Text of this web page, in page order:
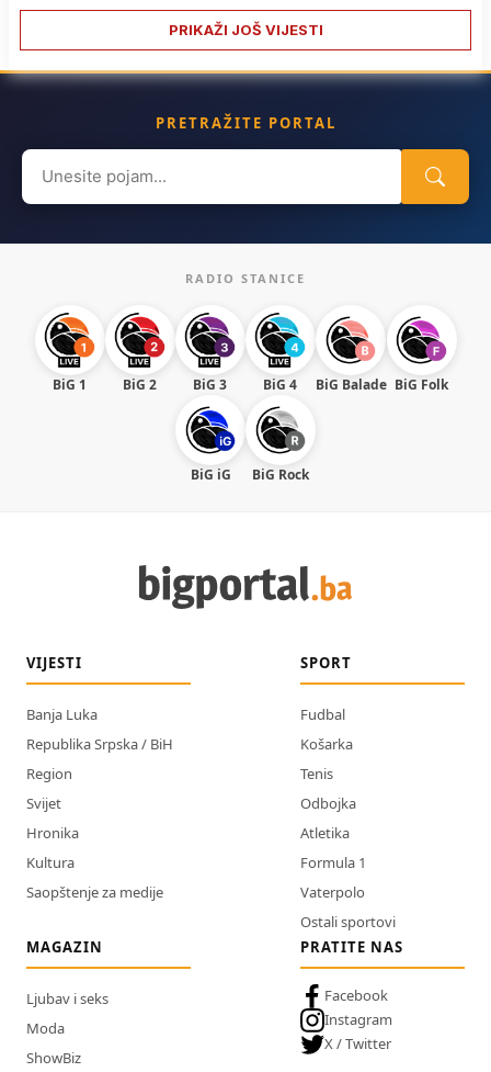
PRIKAŽI JOŠ VIJESTI
PRETRAŽITE PORTAL
Search
for:
RADIO STANICE
BiG 1 BiG 2 BiG 3 BiG 4 BiG Balade BiG Folk
BiG iG BiG Rock
VIJESTI
Banja Luka
Republika Srpska / BiH
Region
Svijet
Hronika
Kultura
Saopštenje za medije
SPORT
Fudbal
Košarka
Tenis
Odbojka
Atletika
Formula 1
Vaterpolo
Ostali sportovi
MAGAZIN
Ljubav i seks
Moda
ShowBiz
PRATITE NAS
Facebook
Instagram
X / Twitter